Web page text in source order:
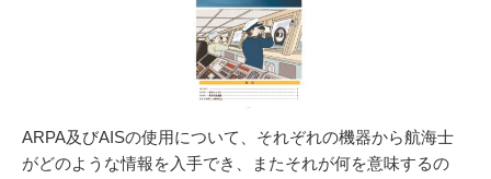
ARPA及びAISの使用について、それぞれの機器から航海士
がどのような情報を入手でき、またそれが何を意味するの